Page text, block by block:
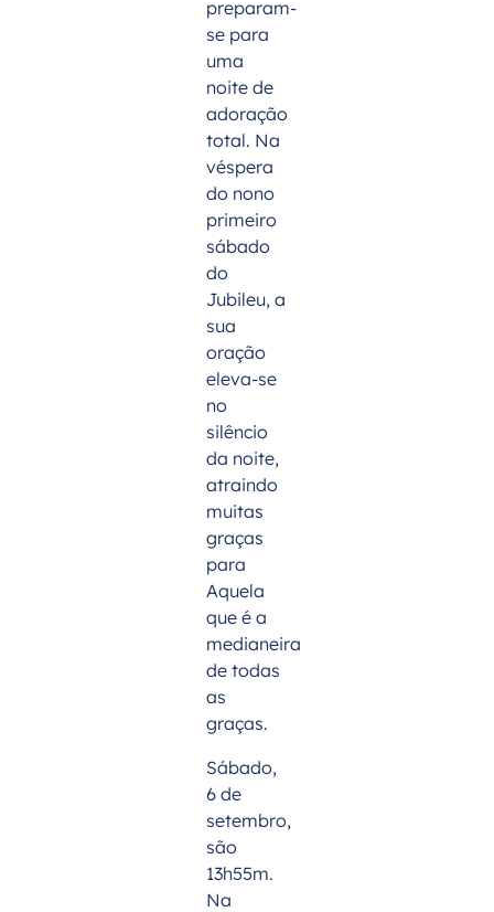
preparam-
se para
uma
noite de
adoração
total. Na
véspera
do nono
primeiro
sábado
do
Jubileu, a
sua
oração
eleva-se
no
silêncio
da noite,
atraindo
muitas
graças
para
Aquela
que é a
medianeira
de todas
as
graças.
Sábado,
6 de
setembro,
são
13h55m.
Na